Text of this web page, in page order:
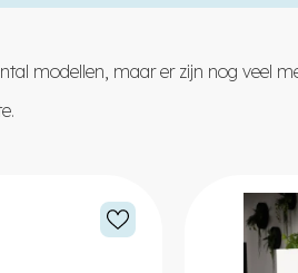
modellen, maar er zijn nog veel